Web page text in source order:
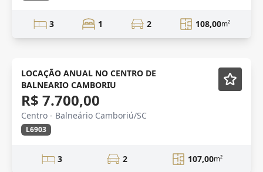
3 1 2 108,00m²
Novidade Mobiliado
LOCAÇÃO ANUAL NO CENTRO DE
BALNEARIO CAMBORIU
R$ 7.700,00
Centro - Balneário Camboriú/SC
L6903
3 2 107,00m²